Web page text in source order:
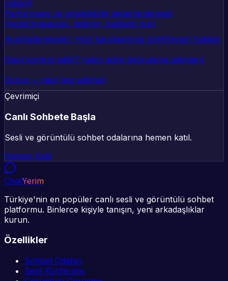
riskleri)
Performans ve erişilebilirlik değerlendirmesi
(mobil/masaüstü, bildirim, bağlantı hızı)
Avantajlar/eksiler: Hızlı karşılaştırma özetiYaygın hatalar
Nasıl kontrol edilir? (adım adım doğrulama adımları)
Sonuç + nasıl test edilmeli
Çevrimiçi
Canlı Sohbete Başla
Sesli ve görüntülü sohbet odalarına hemen katıl.
Hemen Katıl
ChatYerim
Türkiye'nin en popüler canlı sesli ve görüntülü sohbet
platformu. Binlerce kişiyle tanışın, yeni arkadaşlıklar
kurun.
Özellikler
Sohbet Odaları
Sesli Konferans